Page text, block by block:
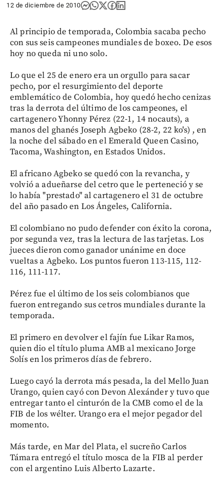
12 de diciembre de 2010
Al principio de temporada, Colombia sacaba pecho
con sus seis campeones mundiales de boxeo. De esos
hoy no queda ni uno solo.
Lo que el 25 de enero era un orgullo para sacar
pecho, por el resurgimiento del deporte
emblemático de Colombia, hoy quedó hecho cenizas
tras la derrota del último de los campeones, el
cartagenero Yhonny Pérez (22-1, 14 nocauts), a
manos del ghanés Joseph Agbeko (28-2, 22 ko's) , en
la noche del sábado en el Emerald Queen Casino,
Tacoma, Washington, en Estados Unidos.
El africano Agbeko se quedó con la revancha, y
volvió a adueñarse del cetro que le perteneció y se
lo había "prestado" al cartagenero el 31 de octubre
del año pasado en Los Ángeles, California.
El colombiano no pudo defender con éxito la corona,
por segunda vez, tras la lectura de las tarjetas. Los
jueces dieron como ganador unánime en doce
vueltas a Agbeko. Los puntos fueron 113-115, 112-
116, 111-117.
Pérez fue el último de los seis colombianos que
fueron entregando sus cetros mundiales durante la
temporada.
El primero en devolver el fajín fue Likar Ramos,
quien dio el título pluma AMB al mexicano Jorge
Solís en los primeros días de febrero.
Luego cayó la derrota más pesada, la del Mello Juan
Urango, quien cayó con Devon Alexánder y tuvo que
entregar tanto el cinturón de la CMB como el de la
FIB de los wélter. Urango era el mejor pegador del
momento.
Más tarde, en Mar del Plata, el sucreño Carlos
Támara entregó el título mosca de la FIB al perder
con el argentino Luis Alberto Lazarte.